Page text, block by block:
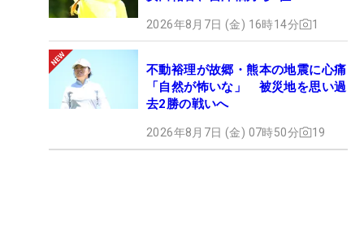
2026年8月7日 (金) 16時14分 1
不動裕理が故郷・熊本の地震に心痛
「自然が怖いな」 被災地を思い過
去2勝の戦いへ
2026年8月7日 (金) 07時50分 19